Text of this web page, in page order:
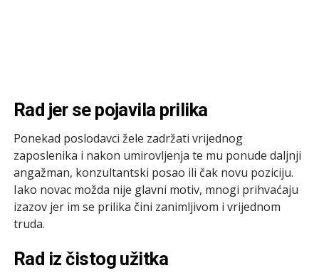
Rad jer se pojavila prilika
Ponekad poslodavci žele zadržati vrijednog
zaposlenika i nakon umirovljenja te mu ponude daljnji
angažman, konzultantski posao ili čak novu poziciju.
Iako novac možda nije glavni motiv, mnogi prihvaćaju
izazov jer im se prilika čini zanimljivom i vrijednom
truda.
Rad iz čistog užitka